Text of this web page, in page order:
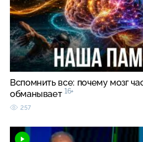
Вспомнить все: почему мозг
обманывает 16+
257